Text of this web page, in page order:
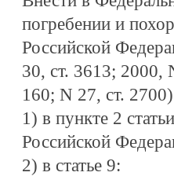
погребении и
Российской
30, ст. 3613; 2000,
160; N 27, ст.
1) в пункте 2
Российской
2) в статье 9: